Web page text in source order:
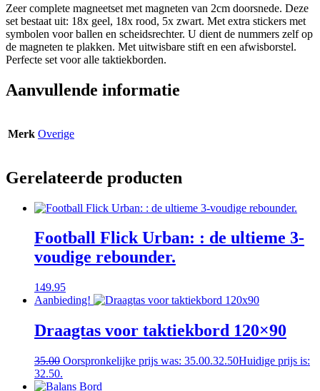
Zeer complete magneetset met magneten van 2cm doorsnede. Deze
set bestaat uit: 18x geel, 18x rood, 5x zwart. Met extra stickers met
symbolen voor ballen en scheidsrechter. U dient de nummers zelf op
de magneten te plakken. Met uitwisbare stift en een afwisborstel.
Perfecte set voor alle taktiekborden.
Aanvullende informatie
Merk Overige
Gerelateerde producten
Football Flick Urban: : de ultieme 3-
voudige rebounder.
149.95
Aanbieding!
Draagtas voor taktiekbord 120×90
35.00 Oorspronkelijke prijs was: 35.00.32.50Huidige prijs is:
32.50.